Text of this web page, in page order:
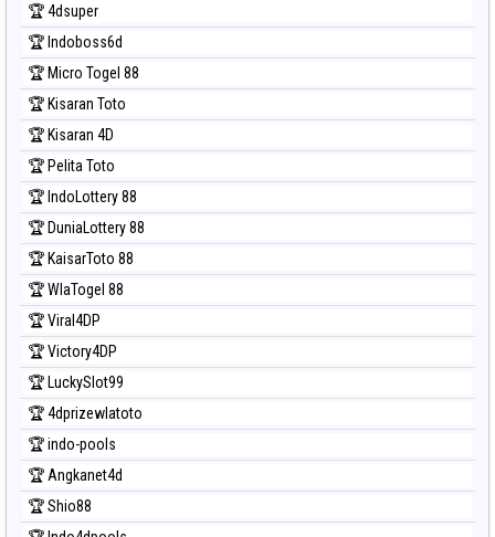
🏆 4dsuper
🏆 Indoboss6d
🏆 Micro Togel 88
🏆 Kisaran Toto
🏆 Kisaran 4D
🏆 Pelita Toto
🏆 IndoLottery 88
🏆 DuniaLottery 88
🏆 KaisarToto 88
🏆 WlaTogel 88
🏆 Viral4DP
🏆 Victory4DP
🏆 LuckySlot99
🏆 4dprizewlatoto
🏆 indo-pools
🏆 Angkanet4d
🏆 Shio88